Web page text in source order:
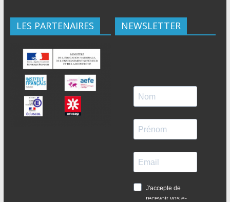
LES PARTENAIRES NEWSLETTER